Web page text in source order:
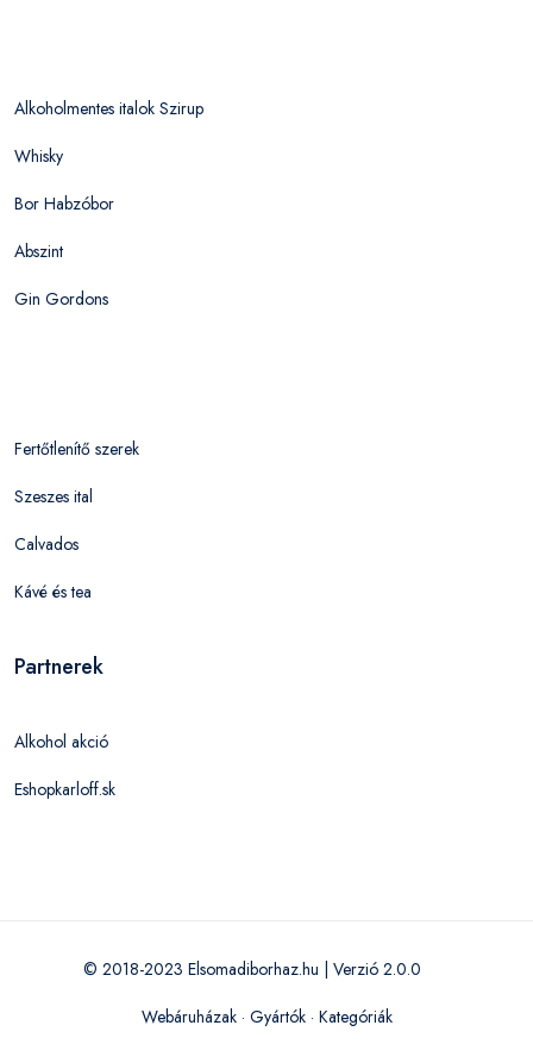
Alkoholmentes italok Szirup
Whisky
Bor Habzóbor
Abszint
Gin Gordons
Fertőtlenítő szerek
Szeszes ital
Calvados
Kávé és tea
Partnerek
Alkohol akció
Eshopkarloff.sk
© 2018-2023 Elsomadiborhaz.hu | Verzió 2.0.0
Webáruházak· Gyártók· Kategóriák